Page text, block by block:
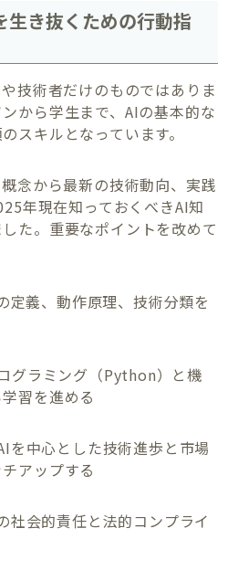
生き抜くための行動指
技術者だけのものではありま
から学生まで、AIの基本的な
スキルとなっています。
念から最新の技術動向、実践
年現在知っておくべきAI知
た。重要なポイントを改めて
定義、動作原理、技術分類を
グラミング（Python）と機
習を進める
を中心とした技術進歩と市場
アップする
社会的責任と法的コンプライ